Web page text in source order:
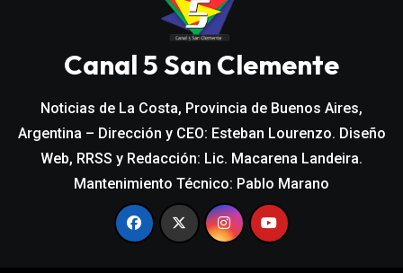
Canal 5 San Clemente
Noticias de La Costa, Provincia de Buenos Aires,
Argentina – Dirección y CEO: Esteban Lourenzo. Diseño
Web, RRSS y Redacción: Lic. Macarena Landeira.
Mantenimiento Técnico: Pablo Marano